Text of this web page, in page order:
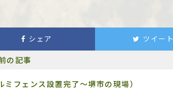
シェア ツイート
の記事
ミフェンス設置完了～堺市の現場）